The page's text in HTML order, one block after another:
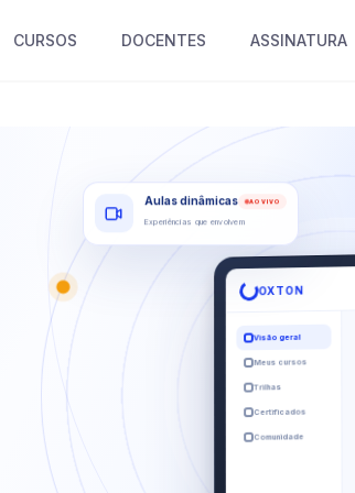
CURSOS DOCENTES ASSINATURA
Aulas dinâmicas
Experiências que envolvem
AO VIVO
OXTON
Visão geral
Meus cursos
Trilhas
Certificados
Comunidade